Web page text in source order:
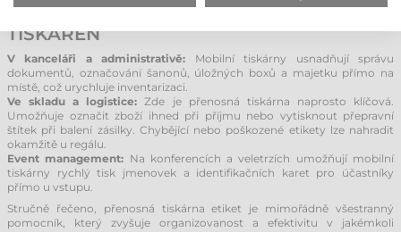
MOŽNOSTI POUŽITÍ MOBILNÍCH
TISKÁREN
V kanceláři a administrativě: Mobilní tiskárny usnadňují správu
dokumentů, označování šanonů, úložných boxů a majetku přímo na
místě, což urychluje inventarizaci.
Ve skladu a logistice: Zde je přenosná tiskárna naprosto klíčová.
Umožňuje označit zboží ihned při příjmu nebo vytisknout přepravní
štítek při balení zásilky. Chybějící nebo poškozené etikety lze nahradit
okamžitě u regálu.
Event management: Na konferencích a veletrzích umožňují mobilní
tiskárny rychlý tisk jmenovek a identifikačních karet pro účastníky
přímo u vstupu.
Stručně řečeno, přenosná tiskárna etiket je mimořádně všestranný
pomocník, který zvyšuje organizovanost a efektivitu v jakémkoli